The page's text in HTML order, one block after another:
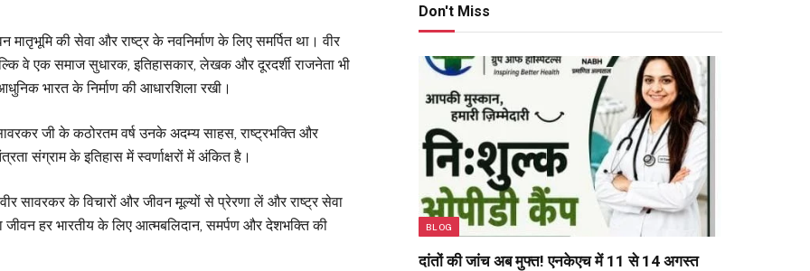
की सेवा और राष्ट्र के नवनिर्माण के लिए समर्पित था। वीर
वे एक समाज सुधारक, इतिहासकार, लेखक और दूरदर्शी राजनेता भी
भारत के निर्माण की आधारशिला रखी।
जी के कठोरतम वर्ष उनके अदम्य साहस, राष्ट्रभक्ति और
संग्राम के इतिहास में स्वर्णाक्षरों में अंकित है।
सावरकर के विचारों और जीवन मूल्यों से प्रेरणा लें और राष्ट्र सेवा
हर भारतीय के लिए आत्मबलिदान, समर्पण और देशभक्ति की
Don't Miss
BLOG
दांतों की जांच अब मुफ्त! एनकेएच में 11 से 14 अगस्त